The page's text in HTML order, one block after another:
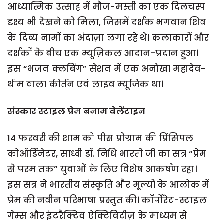
आध्यात्मिक उत्साह में मौज-मस्ती का एक दिलचस्प
दृश्य भी देखने को मिला, जिसमें दर्शक भगवान शिव
के दिव्य नामों का अंदाज़ा लगा रहे थे। कलाकारों और
दर्शकों के बीच एक म्यूज़िकल आदान-प्रदान हुआ।
इस “भजन क्लबिंग” सेशन में एक अनोखा महादेव-
थीम वाला कीर्तन एवं लाइव म्यूजिक था।
संस्कार स्टाइल प्रेम बनाम वेलेंटाइन
14 फरवरी की शाम को पीस प्रोग्राम की प्रिंसिपल
कोऑर्डिनेटर, साध्वी डॉ. निधि भारती जी का सत्र “प्रेम
से परम तक” युवाओं के लिए विशेष आकर्षण रहा।
इस सत्र ने भारतीय संस्कृति और मूल्यों के आलोक में
प्रेम की नवीन परिभाषा प्रस्तुत की। कॉर्पोरेट-स्टाइल
गेम्स और इंटरैक्टिव ऐक्टिविटीज़ के माध्यम से